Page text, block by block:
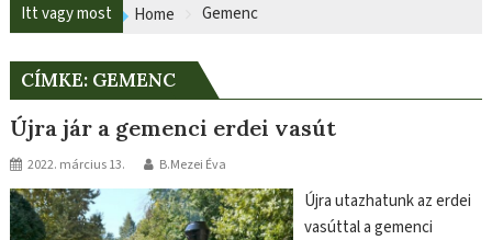
Itt vagy most Home Gemenc
CÍMKE: GEMENC
Újra jár a gemenci erdei vasút
2022. március 13. B.Mezei Éva
Újra utazhatunk az erdei
vasúttal a gemenci